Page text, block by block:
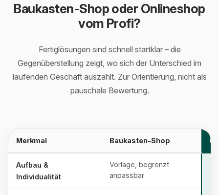
Baukasten-Shop oder Onlineshop
vom Profi?
Fertiglösungen sind schnell startklar – die
Gegenüberstellung zeigt, wo sich der Unterschied im
laufenden Geschäft auszahlt. Zur Orientierung, nicht als
pauschale Bewertung.
Merkmal Baukasten-Shop
Aufbau &
Individualität
Vorlage, begrenzt
anpassbar